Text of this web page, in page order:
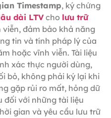
Timestamp, ký chứng
dài LTVcho lưu trữ
đảm bảo khả năng
tin và tính pháp lý của
hoặc vĩnh viễn. Tài liệu
xác thực người dùng,
bỏ, không phải ký lại khi
gặp rủi ro mất, hỏng dữ
đối với những tài liệu
gian và yêu cầu lưu trữ